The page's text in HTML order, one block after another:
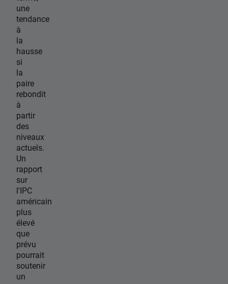
une
tendance
à
la
hausse
si
la
paire
rebondit
à
partir
des
niveaux
actuels.
Un
rapport
sur
l'IPC
américain
plus
élevé
que
prévu
pourrait
soutenir
un